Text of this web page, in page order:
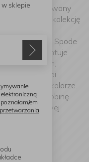
i wyrafinowany
na kolekcję
wiedzy i
w fabryce Spode
Spode prezentuje
w subtelnych,
Morris zdobi
szarym kolorze.
dodają odrobinę
popołudniowej
w sklepie
em
przetwarzania